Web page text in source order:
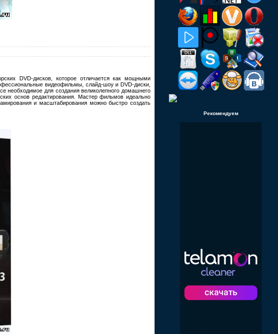
DVD-дисков, которое отличается как мощными
видеофильмы, слайд-шоу и DVD-диски,
необходимое для создания великолепного домашнего
основ редактирования. Мастер фильмов идеально
и масштабирования можно быстро создать
Рекомендуем